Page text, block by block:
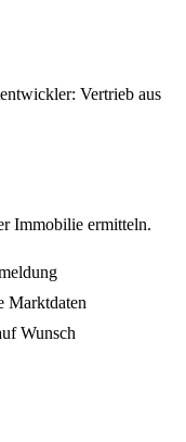
Vertrieb aus
Immobilie ermitteln.
Marktdaten
Wunsch